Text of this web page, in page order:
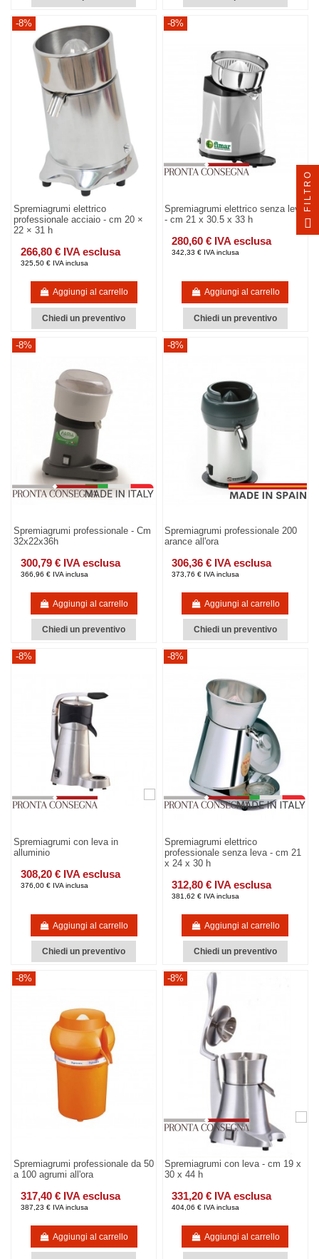
-8%
Spremiagrumi elettrico
professionale acciaio - cm 20 ×
22 × 31 h
266,80 € IVA esclusa
325,50 € IVA inclusa
Aggiungi al carrello
Chiedi un preventivo
-8%
Spremiagrumi elettrico senza leva
- cm 21 x 30.5 x 33 h
280,60 € IVA esclusa
342,33 € IVA inclusa
Aggiungi al carrello
Chiedi un preventivo
-8%
Spremiagrumi professionale - Cm
32x22x36h
300,79 € IVA esclusa
366,96 € IVA inclusa
Aggiungi al carrello
Chiedi un preventivo
-8%
Spremiagrumi professionale 200
arance all'ora
306,36 € IVA esclusa
373,76 € IVA inclusa
Aggiungi al carrello
Chiedi un preventivo
-8%
Spremiagrumi con leva in
alluminio
308,20 € IVA esclusa
376,00 € IVA inclusa
Aggiungi al carrello
Chiedi un preventivo
-8%
Spremiagrumi elettrico
professionale senza leva - cm 21
x 24 x 30 h
312,80 € IVA esclusa
381,62 € IVA inclusa
Aggiungi al carrello
Chiedi un preventivo
-8%
Spremiagrumi professionale da 50
a 100 agrumi all'ora
317,40 € IVA esclusa
387,23 € IVA inclusa
Aggiungi al carrello
-8%
Spremiagrumi con leva - cm 19 x
30 x 44 h
331,20 € IVA esclusa
404,06 € IVA inclusa
Aggiungi al carrello
FILTRO